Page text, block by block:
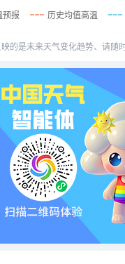
预报 历史均值高温
的是未来天气变化趋势、请随